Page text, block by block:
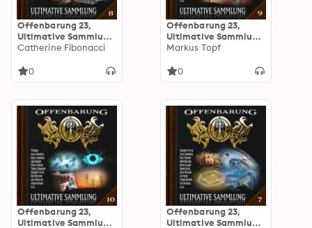
Offenbarung 23,
Ultimative Sammlung
Volume 8
Catherine Fibonacci
0
Offenbarung 23,
Ultimative Sammlung
Volume 9
Markus Topf
0
Offenbarung 23,
Ultimative Sammlung
Offenbarung 23,
Ultimative Sammlung